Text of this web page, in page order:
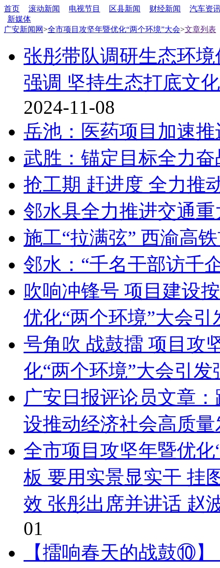
首页 滚动新闻 电视节目 区县新闻 财经新闻
汽车资
新媒体
广安新闻网>全市项目攻坚年暨优化“两个环境”大会>文章列表
张彤带队调研生态环
强调 坚持生态打底文
2024-11-08
岳池：医药项目加速
武胜：锚定目标全力
抢工期 赶进度 全力推
邻水县全力推进交通
施工“拉满弦” 西渝高
邻水：“千名干部访千
吹响冲锋号 项目建设
优化“两个环境”大会
号角吹 战鼓擂 项目攻
化“两个环境”大会引
广安日报评论员文章
设推动经济社会高质量
全市项目攻坚年暨优
板 要用实景显实干 挂
效 张彤出席并讲话 赵
01
【擂响春天的战鼓⑩